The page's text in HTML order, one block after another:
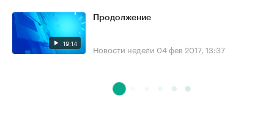
19:14
Продолжение
Новости недели 04 фев 2017, 13:37